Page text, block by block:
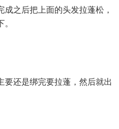
之后把上面的头发拉蓬松，
要还是绑完要拉蓬，然后就出